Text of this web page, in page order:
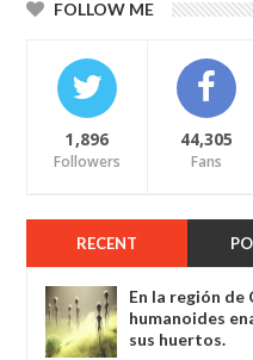
FOLLOW ME
1,896
Followers
44,305
Fans
RECENT
En la región de
humanoides
sus huertos.